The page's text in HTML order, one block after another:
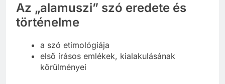
Az „alamuszi” szó eredete és
történelme
a szó etimológiája
első írásos emlékek, kialakulásának
körülményei